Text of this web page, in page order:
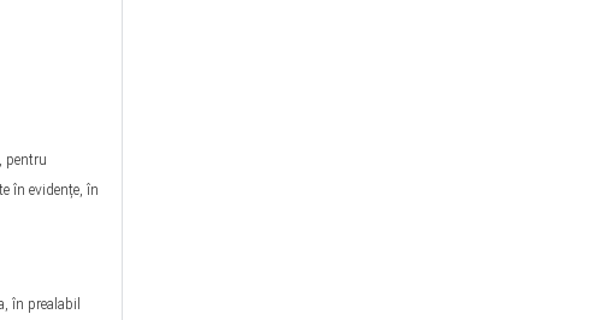
pentru
în evidențe, în
în prealabil